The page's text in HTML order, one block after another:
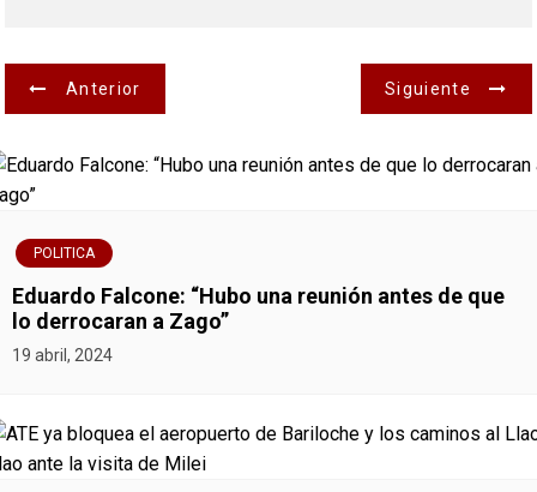
N
v
e
g
a
i
Anterior Siguiente
POLITICA
Eduardo Falcone: “Hubo una reunión antes de que
lo derrocaran a Zago”
19 abril, 2024